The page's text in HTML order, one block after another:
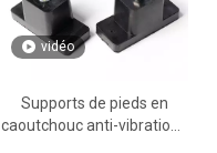
vidéo
Supports de pieds en
caoutchouc anti-vibrations